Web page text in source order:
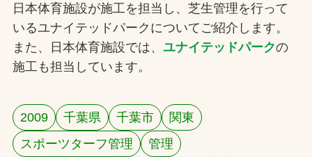
施工・管理実績一覧
会社概要
採用情報
お問合せ
日本体育施設が施工を担当し、芝生管理を行って
いるユナイテッドパークについてご紹介します。
また、日本体育施設では、 ユナイテッドパークの
施工も担当しています。
2009 千葉県 千葉市
関東
スポーツターフ管理
管理